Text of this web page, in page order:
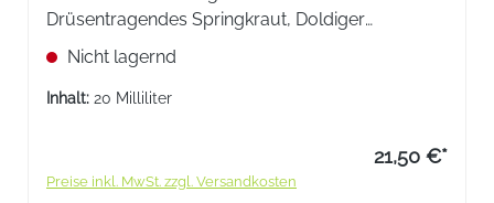
Drüsentragendes Springkraut, Doldiger
Milchstern, Kirschpflaume, Gelbes
Sonnenröschen, Weiße Waldrebe und Weiße
Kastanie.
Nicht lagernd
Inhalt: 20 Milliliter
21,50 €*
Preise inkl. MwSt. zzgl. Versandkosten